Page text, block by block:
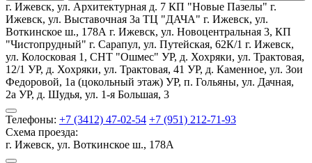
г. Ижевск, ул. Архитектурная д. 7 КП "Новые Пазелы" г.
Ижевск, ул. Выставочная 3а ТЦ "ДАЧА" г. Ижевск, ул.
Воткинское ш., 178А г. Ижевск, ул. Новоцентральная 3, КП
"Чистопрудный" г. Сарапул, ул. Путейская, 62К/1 г. Ижевск,
ул. Колосковая 1, СНТ "Ошмес" УР, д. Хохряки, ул. Трактовая,
12/1 УР, д. Хохряки, ул. Трактовая, 41 УР, д. Каменное, ул. Зои
Федоровой, 1а (цокольный этаж) УР, п. Гольяны, ул. Дачная,
2а УР, д. Шудья, ул. 1-я Большая, 3
Телефоны: +7 (3412) 47-02-54 +7 (951) 212-71-93
Схема проезда:
г. Ижевск, ул. Воткинское ш., 178А